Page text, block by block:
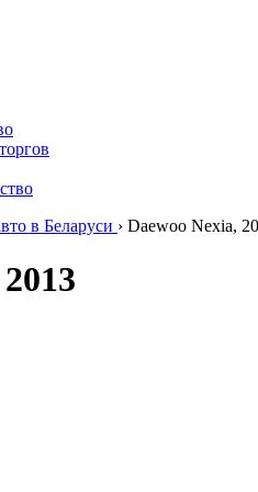
в Беларуси › Daewoo Nexia,